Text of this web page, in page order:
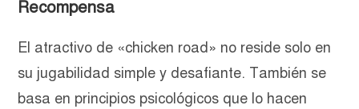
Recompensa
El atractivo de «chicken road» no reside solo en
su jugabilidad simple y desafiante. También se
basa en principios psicológicos que lo hacen